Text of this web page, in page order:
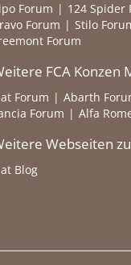
Forum 124 Spider
Forum
Stilo
Forum
FCA Konzen
Forum Abarth
Forum
Alfa
Webseiten
Blog